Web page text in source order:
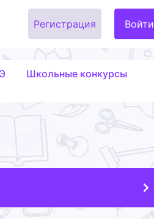
Регистрация Войти
Школьные конкурсы